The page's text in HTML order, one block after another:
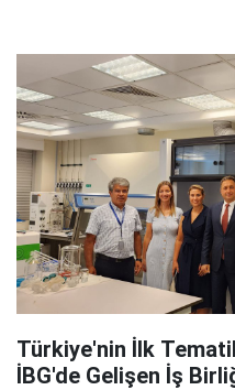
Türkiye'nin İlk
İBG'de Gelişen İş